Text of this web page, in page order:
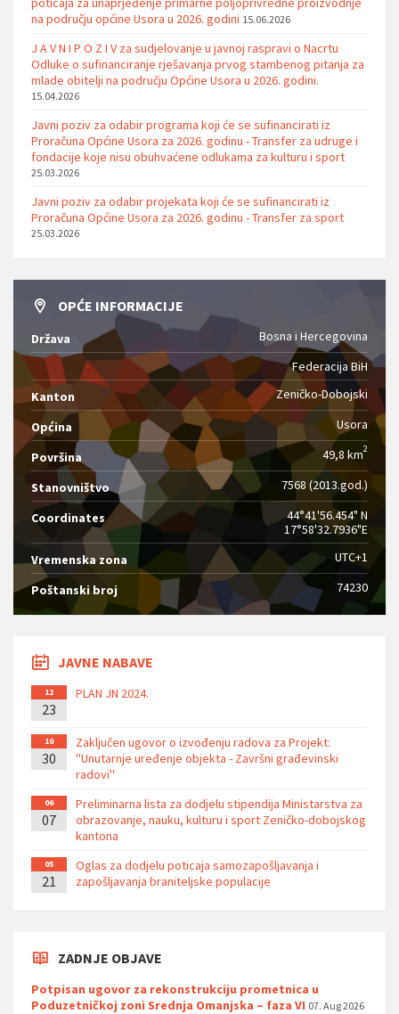
na području općine Usora u 2026. godini 15.06.2026
J A V N I P O Z I V za sudjelovanje u javnoj raspravi o Nacrtu
Odluke o sufinanciranje rješavanja prvog stambenog pitanja za
mlade obitelji na području Općine Usora u 2026. godini.
15.04.2026
Javni poziv za odabir programa koji će se sufinancirati iz
Proračuna Općine Usora za 2026. godinu - Transfer za udruge i
fondacije koje nisu obuhvaćene odlukama za kulturu i sport
25.03.2026
Javni poziv za odabir projekata koji će se sufinancirati iz
Proračuna Općine Usora za 2026. godinu - Transfer za sport
25.03.2026
OPĆE INFORMACIJE
Država
Bosna i Hercegovina
Federacija BiH
Kanton
Zeničko-Dobojski
Općina Usora
Površina 49,8 km2
Stanovništvo 7568 (2013.god.)
Coordinates
44°41'56.454" N
17°58'32.7936"E
Vremenska zona
UTC+1
Poštanski broj 74230
JAVNE NABAVE
12
23
PLAN JN 2024.
10
30
Zaključen ugovor o izvođenju radova za Projekt:
''Unutarnje uređenje objekta - Završni građevinski
radovi''
06
07
Preliminarna lista za dodjelu stipendija Ministarstva za
obrazovanje, nauku, kulturu i sport Zeničko-dobojskog
kantona
05
21
Oglas za dodjelu poticaja samozapošljavanja i
zapošljavanja braniteljske populacije
ZADNJE OBJAVE
Potpisan ugovor za rekonstrukciju prometnica u
Poduzetničkoj zoni Srednja Omanjska – faza VI 07. Aug 2026